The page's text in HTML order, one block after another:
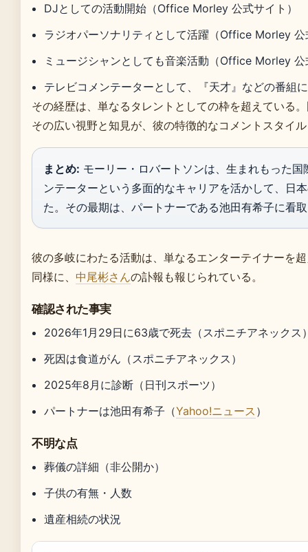
DJとしての活動開始（Office Morley 公式サイト）
ラジオパーソナリティとして活躍（Office Morley 公
ミュージシャンとしても音楽活動（Office Morley
テレビコメンテーターとして、『天才』などの番組
その経歴は、単なるタレントとしての枠を超えている
その広い視野と知見が、彼の特徴的なコメントスタイ
まとめ: モーリー・ロバートソンは、生まれもった
ンテーターという多面的なキャリアを活かして、日
た。その最期は、パートナーである池田有希子に看
彼の多岐にわたる活動は、単なるエンターテイナーを
同様に、 中尾彬さんの訃報も報じられている。
確認された事実
2026年1月29日に63歳で死去（スポニチアネックス
死因は食道がん（スポニチアネックス）
2025年8月に診断（日刊スポーツ）
パートナーは池田有希子（Yahoo!ニュース ）
不明な点
葬儀の詳細（非公開か）
子供の有無・人数
遺産相続の状況